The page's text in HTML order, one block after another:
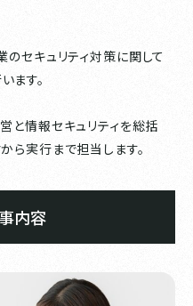
のセキュリティ対策に関して
ます。
と情報セキュリティを総括
ら実行まで担当します。
内容